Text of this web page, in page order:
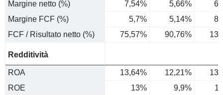
Margine netto (%)
7,54% 5,66%
Margine FCF (%)
5,7% 5,14%
FCF / Risultato netto (%)
75,57% 90,76%
Redditività
ROA 13,64% 12,21%
ROE
13% 9,9%